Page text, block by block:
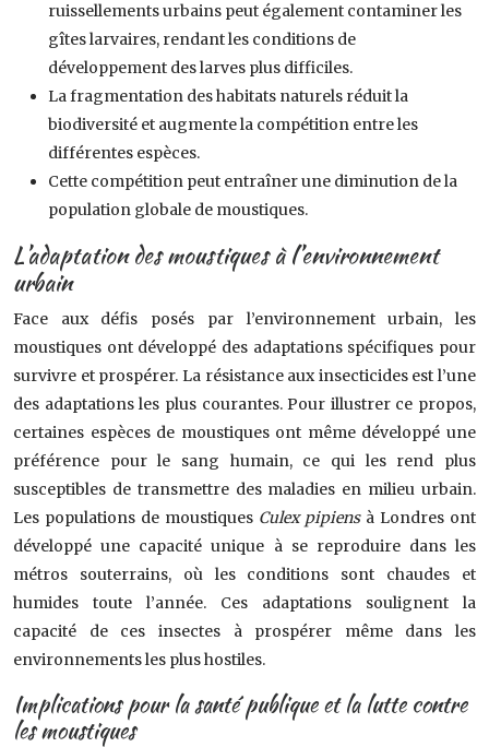
ruissellements urbains peut également contaminer les
gîtes larvaires, rendant les conditions de
développement des larves plus difficiles.
La fragmentation des habitats naturels réduit la
biodiversité et augmente la compétition entre les
différentes espèces.
Cette compétition peut entraîner une diminution de la
population globale de moustiques.
L’adaptation des moustiques à l’environnement
urbain
Face aux défis posés par l’environnement urbain, les
moustiques ont développé des adaptations spécifiques pour
survivre et prospérer. La résistance aux insecticides est l’une
des adaptations les plus courantes. Pour illustrer ce propos,
certaines espèces de moustiques ont même développé une
préférence pour le sang humain, ce qui les rend plus
susceptibles de transmettre des maladies en milieu urbain.
Les populations de moustiques Culex pipiens à Londres ont
développé une capacité unique à se reproduire dans les
métros souterrains, où les conditions sont chaudes et
humides toute l’année. Ces adaptations soulignent la
capacité de ces insectes à prospérer même dans les
environnements les plus hostiles.
Implications pour la santé publique et la lutte contre
les moustiques